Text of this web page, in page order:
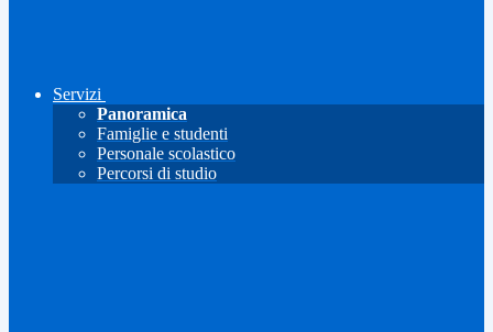
Servizi
Panoramica
Famiglie e studenti
Personale scolastico
Percorsi di studio